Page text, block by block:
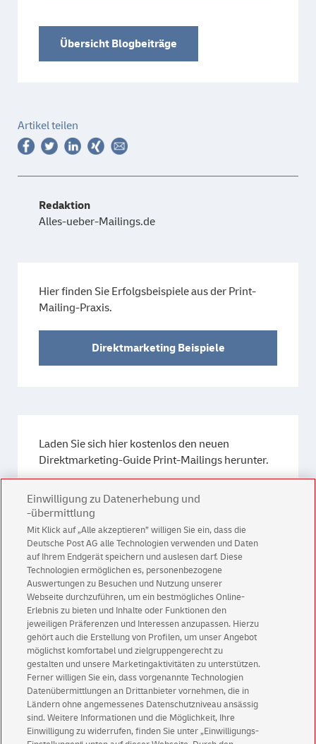
Übersicht Blogbeiträge
Artikel teilen
Redaktion
Alles-ueber-Mailings.de
Hier finden Sie Erfolgsbeispiele aus der Print-
Mailing-Praxis.
Direktmarketing Beispiele
Laden Sie sich hier kostenlos den neuen
Direktmarketing-Guide Print-Mailings herunter.
Direktmarketing-Guide
Kontakt
Einwilligung zu Datenerhebung und
-übermittlung
Mit Klick auf „Alle akzeptieren” willigen Sie ein, dass die
Deutsche Post AG alle Technologien verwenden und Daten
auf Ihrem Endgerät speichern und auslesen darf. Diese
Technologien ermöglichen es, personenbezogene
Auswertungen zu Besuchen und Nutzung unserer
Webseite durchzuführen, um ein bestmögliches Online-
Erlebnis zu bieten und Inhalte oder Funktionen den
jeweiligen Präferenzen und Interessen anzupassen. Hierzu
gehört auch die Erstellung von Profilen, um unser Angebot
möglichst komfortabel und zielgruppengerecht zu
gestalten und unsere Marketingaktivitäten zu unterstützen.
Ferner willigen Sie ein, dass vorgenannte Technologien
Datenübermittlungen an Drittanbieter vornehmen, die in
Ländern ohne angemessenes Datenschutzniveau ansässig
sind. Weitere Informationen und die Möglichkeit, Ihre
Einwilligung zu widerrufen, finden Sie unter „Einwilligungs-